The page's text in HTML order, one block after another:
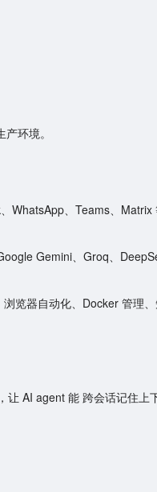
环境。
WhatsApp、Teams、Matrix
Gemini、Groq、
览器自动化、Docker 管理
让 AI agent 能 跨会话记住上